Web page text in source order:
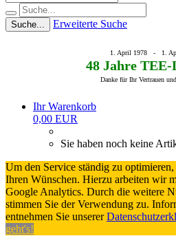
Suche... Erweiterte Suche
1. April 1978 - 1.
48 Jahre
Danke für Ihr Vertrauen
Ihr Warenkorb
0,00 EUR
Sie haben noch keine
Um den Service ständig zu
Ihren Wünschen. Hierzu arbeiten wir
Google Analytics. Durch die weitere
stimmen Sie der Verwendung zu.
entnehmen Sie unserer
geht's!